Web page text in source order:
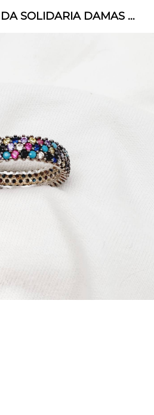
TIENDA SOLIDARIA DAMAS PALESTINAS